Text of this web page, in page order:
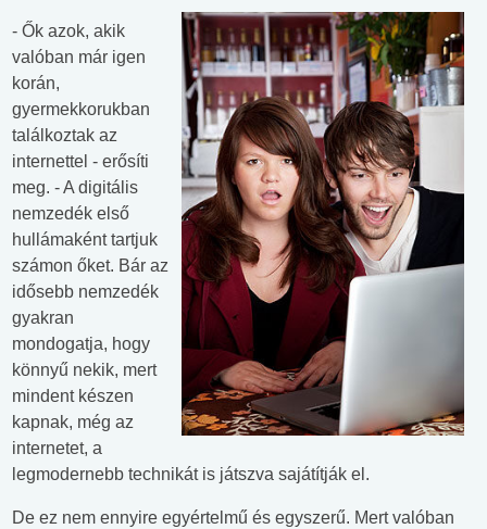
- Ők azok, akik
valóban már igen
korán,
gyermekkorukban
találkoztak az
internettel - erősíti
meg. - A digitális
nemzedék első
hullámaként tartjuk
számon őket. Bár az
idősebb nemzedék
gyakran
mondogatja, hogy
könnyű nekik, mert
mindent készen
kapnak, még az
internetet, a
legmodernebb technikát is játszva sajátítják el.
De ez nem ennyire egyértelmű és egyszerű. Mert valóban